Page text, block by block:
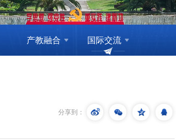
产教融合 国际交流
分享到：